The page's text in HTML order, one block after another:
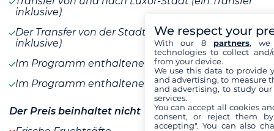
inklusive)
Der Transfer von der Stadt Assuan (ein Transfer
inklusive)
Im Programm enthaltene Aktivitäten
Im Programm enthaltene Mahlzeiten
Der Preis beinhaltet nicht
We respect your
With our 8 partners, we
technologies to collect
from your device.
We use this data to provide
and advertising, to measure
and advertising, to study
services.
You can accept all cookies
consent, or reject them
accepting". You can also